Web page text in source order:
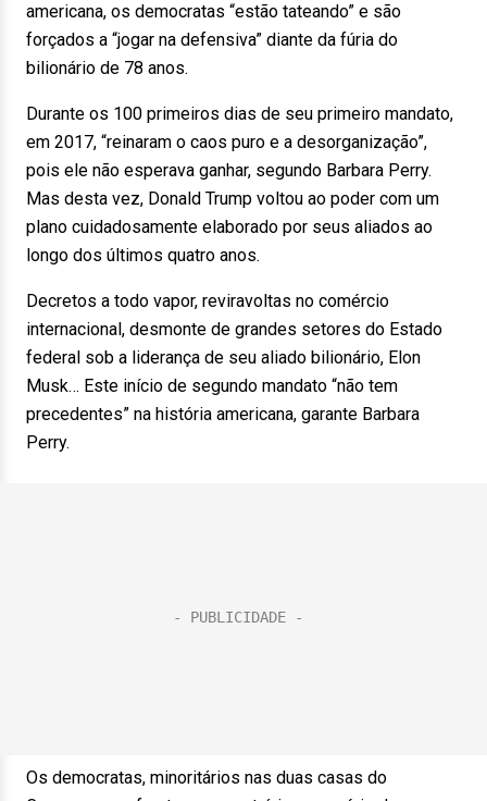
americana, os democratas “estão tateando” e são
forçados a “jogar na defensiva” diante da fúria do
bilionário de 78 anos.
Durante os 100 primeiros dias de seu primeiro mandato,
em 2017, “reinaram o caos puro e a desorganização”,
pois ele não esperava ganhar, segundo Barbara Perry.
Mas desta vez, Donald Trump voltou ao poder com um
plano cuidadosamente elaborado por seus aliados ao
longo dos últimos quatro anos.
Decretos a todo vapor, reviravoltas no comércio
internacional, desmonte de grandes setores do Estado
federal sob a liderança de seu aliado bilionário, Elon
Musk… Este início de segundo mandato “não tem
precedentes” na história americana, garante Barbara
Perry.
Os democratas, minoritários nas duas casas do